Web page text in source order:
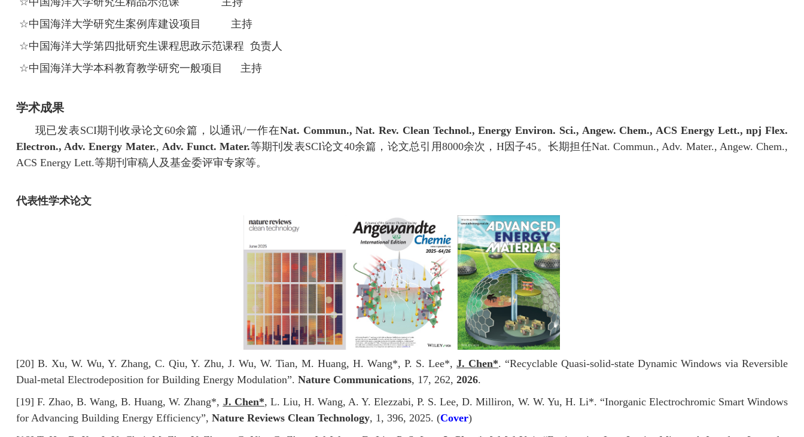
☆中国海洋大学研究生案例库建设项目 主持
☆中国海洋大学第四批研究生课程思政示范课程 负责人
☆中国海洋大学本科教育教学研究一般项目 主持
学术成果
现已发表SCI期刊收录论文60余篇，以通讯/一作在Nat. Commun., Nat. Rev. Clean Technol., Energy Environ. Sci., Angew. Chem., ACS Energy Lett., npj Flex.
Electron., Adv. Energy Mater., Adv. Funct. Mater.等期刊发表SCI论文40余篇，论文总引用8000余次， H因子45。长期担任Nat. Commun., Adv. Mater., Angew. Chem.,
ACS Energy Lett.等期刊审稿人及基金委评审专家等。
代表性学术论文
[20] B. Xu, W. Wu, Y. Zhang, C. Qiu, Y. Zhu, J. Wu, W. Tian, M. Huang, H. Wang*, P. S. Lee*,J. Chen*. “Recyclable Quasi-solid-state Dynamic Windows via Reversible
Dual-metal Electrodeposition for Building Energy Modulation”. Nature Communications, 17, 262, 2026.
[19] F. Zhao, B. Wang, B. Huang, W. Zhang*, J. Chen*, L. Liu, H. Wang, A. Y. Elezzabi, P. S. Lee, D. Milliron, W. W. Yu, H. Li*. “Inorganic Electrochromic Smart Windows
for Advancing Building Energy Efficiency”, Nature Reviews Clean Technology, 1, 396, 2025. (Cover)